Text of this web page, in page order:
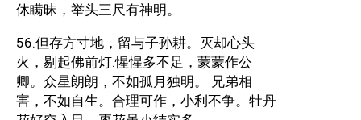
休瞒昧，举头三尺有神明。
56.但存方寸地，留与子孙耕。灭却心头
火，剔起佛前灯.惺惺多不足，蒙蒙作公
卿。众星朗朗，不如孤月独明。 兄弟相
害，不如自生。合理可作，小利不争。牡丹